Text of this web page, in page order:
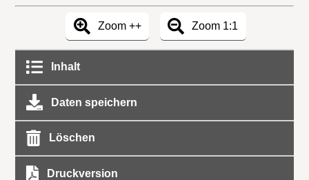
Zoom ++ Zoom 1:1
Inhalt
Daten speichern
Löschen
Druckversion